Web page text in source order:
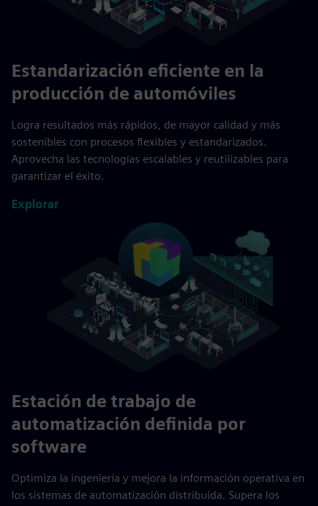
Estandarización eficiente en la
producción de automóviles
Logra resultados más rápidos, de mayor calidad y más
sostenibles con procesos flexibles y estandarizados.
Aprovecha las tecnologías escalables y reutilizables para
garantizar el éxito.
Explorar
Estación de trabajo de
automatización definida por
software
Optimiza la ingeniería y mejora la información operativa en
los sistemas de automatización distribuida. Supera los